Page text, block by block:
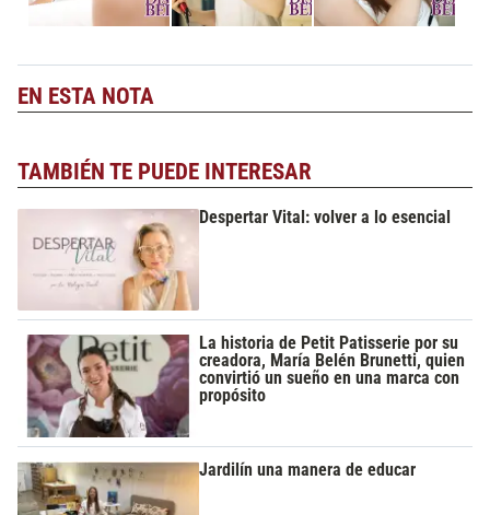
EN ESTA NOTA
TAMBIÉN TE PUEDE INTERESAR
Despertar Vital: volver a lo esencial
La historia de Petit Patisserie por su
creadora, María Belén Brunetti, quien
convirtió un sueño en una marca con
propósito
Jardilín una manera de educar